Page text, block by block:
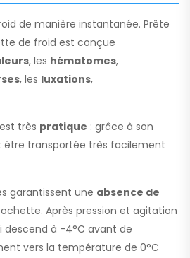
de manière instantanée. Prête
de froid est conçue
, les hématomes,
, les luxations,
très pratique : grâce à son
être transportée très facilement
garantissent une absence de
Après pression et agitation
à -4°C avant de
vers la température de 0°C